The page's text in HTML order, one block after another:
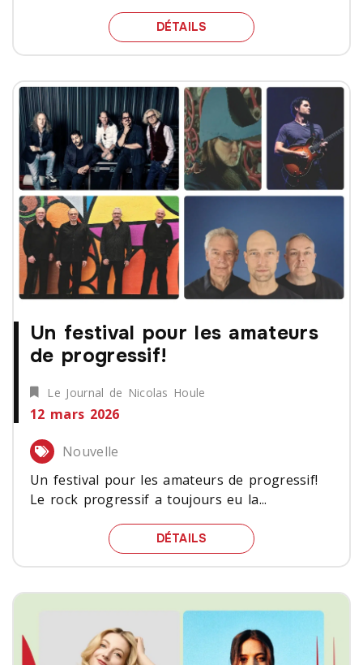
DÉTAILS THE FLOWER KINGS ET
Un festival pour les amateurs
de progressif!
Le Journal de Nicolas Houle
12 mars 2026
Nouvelle
Un festival pour les amateurs de progressif!
Le rock progressif a toujours eu la...
DÉTAILS UN FESTIVAL POUR LES